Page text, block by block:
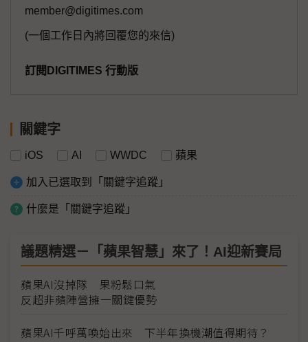
member@digitimes.com
(一個工作日內將回覆您的來信)
訂閱DIGITIMES 行動版
關鍵字
iOS AI WWDC 蘋果
加入已選取到「關鍵字追蹤」
什麼是「關鍵字追蹤」
議題精選－「蘋果智慧」來了！AI迎新賽局
蘋果AI沒掉隊 果粉鬆口氣
反超非蘋陣營擁一關鍵優勢
蘋果AI千呼萬喚始出來 下半年換機潮值得期待？